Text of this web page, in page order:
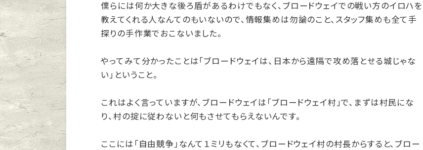
僕らには何か大きな後ろ盾があるわけでもなく、ブロードウェイでの戦い方のイロハを
教えてくれる人なんてのもいないので、情報集めは勿論のこと、スタッフ集めも全て手
探りの手作業でおこないました。
やってみて分かったことは「ブロードウェイは、日本から遠隔で攻め落とせる城じゃな
い」ということ。
これはよく言っていますが、ブロードウェイは「ブロードウェイ村」で、まずは村民にな
り、村の掟に従わないと何もさせてもらえないんです。
ここには「自由競争」なんて１ミリもなくて、ブロードウェイ村の村長からすると、ブロー